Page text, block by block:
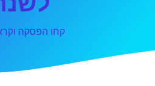
קחו הפסקה